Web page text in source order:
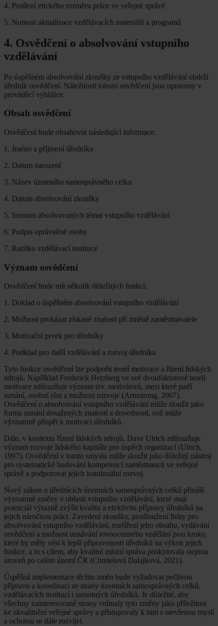
4. Posílení etického rozměru práce ve veřejné správě
5. Nutnost aktualizace vzdělávacích materiálů a programů
4. Osvědčení o absolvování vstupního
vzdělávání
Po úspěšném absolvování zkoušky ze vstupního vzdělávání obdrží
úředník osvědčení. Náležitosti tohoto osvědčení jsou upraveny v
prováděcí vyhlášce.
Obsah osvědčení
Osvědčení bude obsahovat následující informace:
1. Jméno a příjmení úředníka
2. Datum narození
3. Název územního samosprávného celku
4. Datum absolvování zkoušky
5. Seznam absolvovaných témat vstupního vzdělávání
6. Podpis oprávněné osoby
7. Razítko vzdělávací instituce
Význam osvědčení
Osvědčení bude mít několik důležitých funkcí:
1. Doklad o úspěšném absolvování vstupního vzdělávání
2. Možnost prokázat získané znalosti při změně zaměstnavatele
3. Motivační prvek pro úředníky
4. Podklad pro další vzdělávání a rozvoj úředníka
Tyto funkce osvědčení lze podpořit teorií motivace a řízení lidských
zdrojů. Například Frederick Herzberg ve své dvoufaktorové teorii
motivace zdůrazňuje význam tzv. motivátorů, mezi které patří
uznání, osobní růst a možnost rozvoje (Armstrong, 2007).
Osvědčení o absolvování vstupního vzdělávání může sloužit jako
forma uznání dosažených znalostí a dovedností, což může
významně přispět k motivaci úředníků.
Dále, v kontextu řízení lidských zdrojů, Dave Ulrich zdůrazňuje
význam rozvoje lidského kapitálu pro úspěch organizací (Ulrich,
1997). Osvědčení v tomto smyslu může sloužit jako důležitý nástroj
pro systematické budování kompetencí zaměstnanců ve veřejné
správě a podporovat jejich kontinuální rozvoj.
Nový zákon o úřednících územních samosprávných celků přináší
významné změny v oblasti vstupního vzdělávání, které mají
potenciál výrazně zvýšit kvalitu a efektivitu přípravy úředníků na
jejich náročnou práci. Zavedení zkoušky, prodloužení lhůty pro
absolvování vstupního vzdělávání, rozšíření jeho obsahu, vydávání
osvědčení a možnost uznávání rovnocenného vzdělání jsou kroky,
které by měly vést k lepší připravenosti úředníků na výkon jejich
funkce, a to s cílem, aby kvalitní místní správa poskytovala stejnou
úroveň po celém území ČR (Chmielová Dalajková, 2021).
Úspěšná implementace těchto změn bude vyžadovat pečlivou
přípravu a koordinaci ze strany územních samosprávných celků,
vzdělávacích institucí i samotných úředníků. Je důležité, aby
všechny zainteresované strany vnímaly tyto změny jako příležitost
ke zkvalitnění veřejné správy a přistupovaly k nim s otevřenou myslí
a ochotou se dále rozvíjet.